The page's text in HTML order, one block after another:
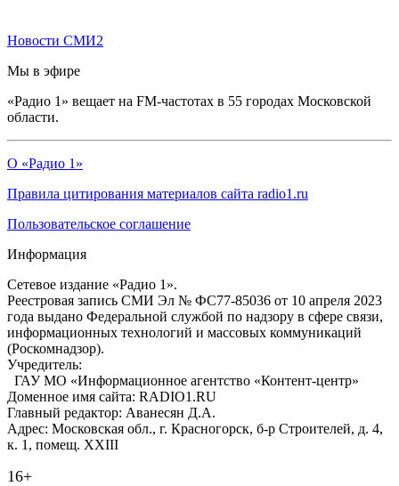
Новости СМИ2
Мы в эфире
«Радио 1» вещает на FM-частотах в 55 городах Московской
области.
О «Радио 1»
Правила цитирования материалов сайта radio1.ru
Пользовательское соглашение
Информация
Сетевое издание «Радио 1».
Реестровая запись СМИ Эл № ФС77-85036 от 10 апреля 2023
года выдано Федеральной службой по надзору в сфере связи,
информационных технологий и массовых коммуникаций
(Роскомнадзор).
Учредитель:
ГАУ МО «Информационное агентство «Контент-центр»
Доменное имя сайта: RADIO1.RU
Главный редактор: Аванесян Д.А.
Адрес: Московская обл., г. Красногорск, б-р Строителей, д. 4,
к. 1, помещ. XXIII
16+